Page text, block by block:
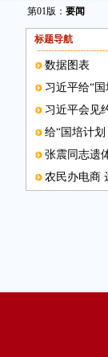
第01版： 要闻
标题导航
数据图表
习近平给“
习近平会见
给“国培计
张震同志遗
农民办电商